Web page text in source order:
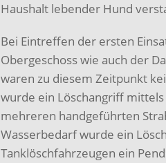
Haushalt lebender Hund
Bei Eintreffen der ersten
Obergeschoss wie auch der
waren zu diesem Zeitpunkt
wurde ein Löschangriff
mehreren handgeführten
Wasserbedarf wurde ein
Tanklöschfahrzeugen ein